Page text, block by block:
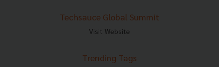
Techsauce Global Summit
Visit Website
Trending Tags